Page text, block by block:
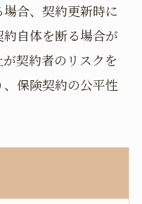
合、契約更新時に
自体を断る場合が
契約者のリスクを
保険契約の公平性